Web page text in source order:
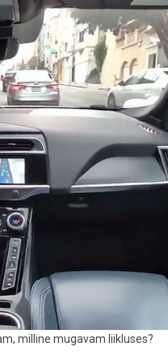
milline mugavam liikluses?